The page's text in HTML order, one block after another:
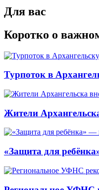
Для вас
Коротко о
Турпоток в
Жители
«Защита для